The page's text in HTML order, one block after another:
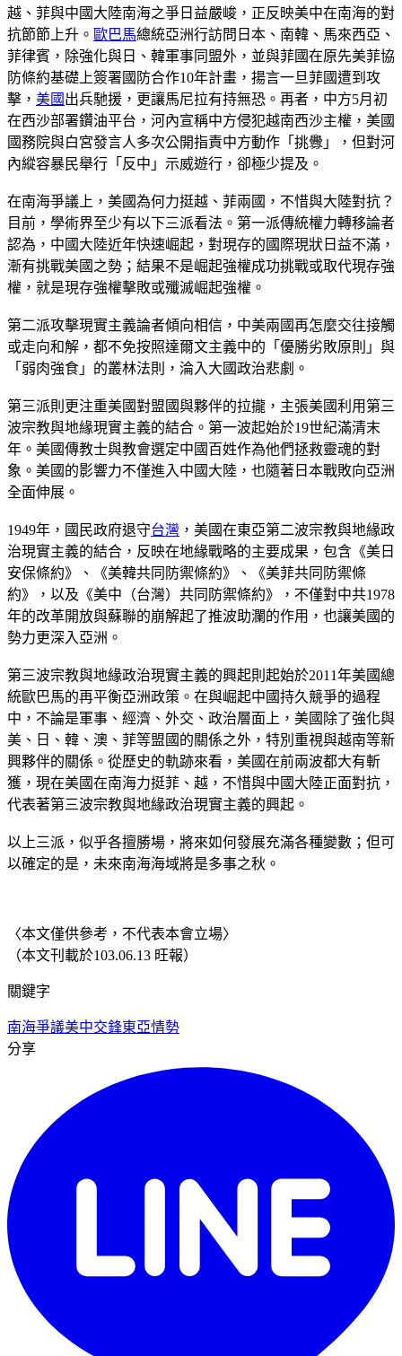
越、菲與中國大陸南海之爭日益嚴峻，正反映美中在南海的對
抗節節上升。 歐巴馬總統亞洲行訪問日本、南韓、馬來西亞、
菲律賓，除強化與日、韓軍事同盟外，並與菲國在原先美菲協
防條約基礎上簽署國防合作10年計畫，揚言一旦菲國遭到攻
擊， 美國 出兵馳援，更讓馬尼拉有持無恐。再者，中方5月初
在西沙部署鑽油平台，河內宣稱中方侵犯越南西沙主權，美國
國務院與白宮發言人多次公開指責中方動作「挑釁」，但對河
內縱容暴民舉行「反中」示威遊行，卻極少提及。
在南海爭議上，美國為何力挺越、菲兩國，不惜與大陸對抗？
目前，學術界至少有以下三派看法。第一派傳統權力轉移論者
認為，中國大陸近年快速崛起，對現存的國際現狀日益不滿，
漸有挑戰美國之勢；結果不是崛起強權成功挑戰或取代現存強
權，就是現存強權擊敗或殲滅崛起強權。
第二派攻擊現實主義論者傾向相信，中美兩國再怎麼交往接觸
或走向和解，都不免按照達爾文主義中的「優勝劣敗原則」與
「弱肉強食」的叢林法則，淪入大國政治悲劇。
第三派則更注重美國對盟國與夥伴的拉攏，主張美國利用第三
波宗教與地緣現實主義的結合。第一波起始於19世紀滿清末
年。美國傳教士與教會選定中國百姓作為他們拯救靈魂的對
象。美國的影響力不僅進入中國大陸，也隨著日本戰敗向亞洲
全面伸展。
1949年，國民政府退守台灣 ，美國在東亞第二波宗教與地緣政
治現實主義的結合，反映在地緣戰略的主要成果，包含《美日
安保條約》、《美韓共同防禦條約》、《美菲共同防禦條
約》，以及《美中（台灣）共同防禦條約》，不僅對中共1978
年的改革開放與蘇聯的崩解起了推波助瀾的作用，也讓美國的
勢力更深入亞洲。
第三波宗教與地緣政治現實主義的興起則起始於2011年美國總
統歐巴馬的再平衡亞洲政策。在與崛起中國持久競爭的過程
中，不論是軍事、經濟、外交、政治層面上，美國除了強化與
美、日、韓、澳、菲等盟國的關係之外，特別重視與越南等新
興夥伴的關係。從歷史的軌跡來看，美國在前兩波都大有斬
獲，現在美國在南海力挺菲、越，不惜與中國大陸正面對抗，
代表著第三波宗教與地緣政治現實主義的興起。
以上三派，似乎各擅勝場，將來如何發展充滿各種變數；但可
以確定的是，未來南海海域將是多事之秋。
〈本文僅供參考，不代表本會立場〉
（本文刊載於103.06.13 旺報）
關鍵字
南海爭議美中交鋒東亞情勢
分享